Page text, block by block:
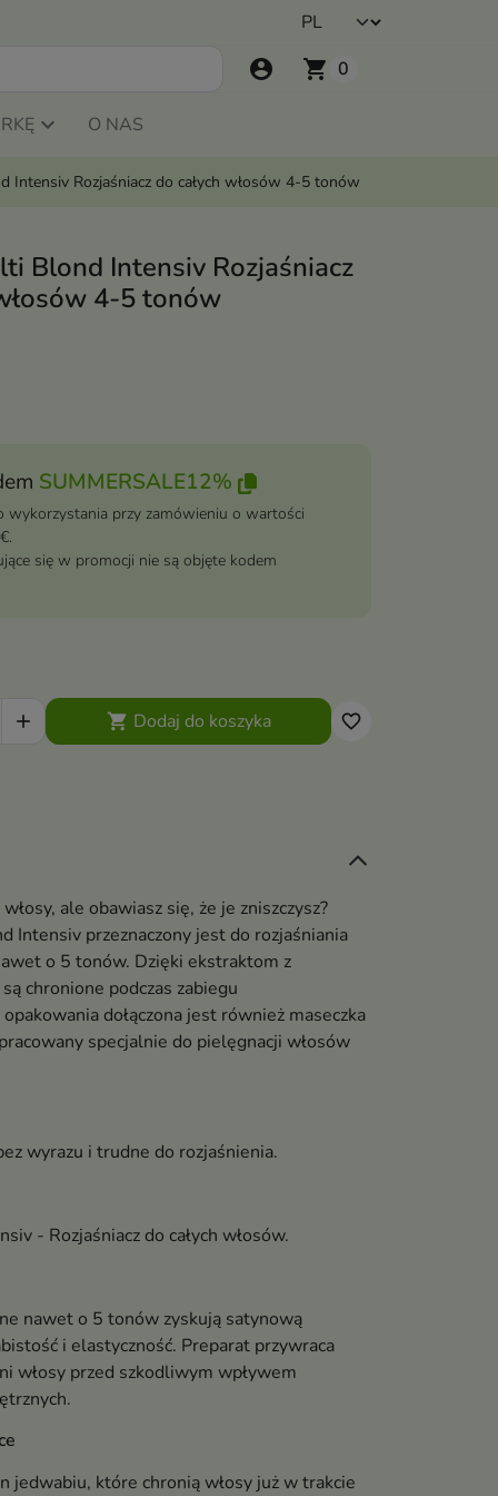
account_circle shopping_cart 0
O NAS
Intensiv Rozjaśniacz do całych włosów 4-5 tonów
Blond Intensiv Rozjaśniacz
4-5 tonów
SUMMERSALE12%
wykorzystania przy zamówieniu o wartości
się w promocji nie są objęte kodem
  Dodaj do koszyka favorite_border
ale obawiasz się, że je zniszczysz?
Intensiv przeznaczony jest do rozjaśniania
o 5 tonów. Dzięki ekstraktom z
chronione podczas zabiegu
dołączona jest również maseczka
specjalnie do pielęgnacji włosów
wyrazu i trudne do rozjaśnienia.
- Rozjaśniacz do całych włosów.
nawet o 5 tonów zyskują satynową
i elastyczność. Preparat przywraca
włosy przed szkodliwym wpływem
jedwabiu, które chronią włosy już w trakcie